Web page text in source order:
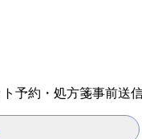
予約・処方箋事前送